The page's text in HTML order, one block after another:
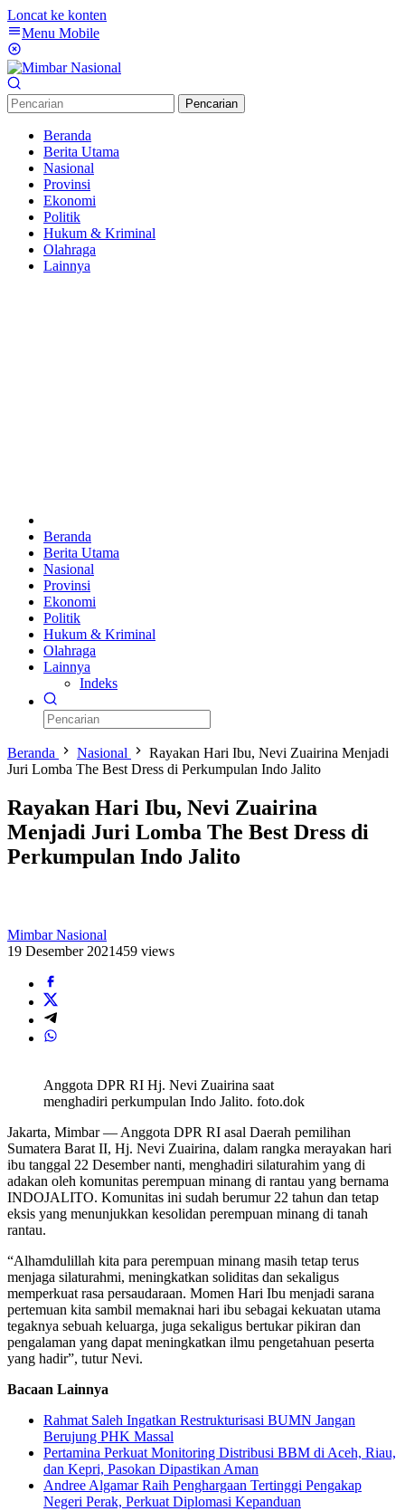
Loncat ke konten
Menu Mobile
Pencarian
Beranda
Berita Utama
Nasional
Provinsi
Ekonomi
Politik
Hukum & Kriminal
Olahraga
Lainnya
Beranda
Berita Utama
Nasional
Provinsi
Ekonomi
Politik
Hukum & Kriminal
Olahraga
Lainnya
Indeks
Beranda Nasional
Rayakan Hari Ibu, Nevi Zuairina Menjadi
Juri Lomba The Best Dress di Perkumpulan Indo Jalito
Rayakan Hari Ibu, Nevi Zuairina
Menjadi Juri Lomba The Best Dress di
Perkumpulan Indo Jalito
Mimbar Nasional
19 Desember 2021459 views
Anggota DPR RI Hj. Nevi Zuairina saat
menghadiri perkumpulan Indo Jalito. foto.dok
Jakarta, Mimbar — Anggota DPR RI asal Daerah pemilihan
Sumatera Barat II, Hj. Nevi Zuairina, dalam rangka merayakan hari
ibu tanggal 22 Desember nanti, menghadiri silaturahim yang di
adakan oleh komunitas perempuan minang di rantau yang bernama
INDOJALITO. Komunitas ini sudah berumur 22 tahun dan tetap
eksis yang menunjukkan kesolidan perempuan minang di tanah
rantau.
“Alhamdulillah kita para perempuan minang masih tetap terus
menjaga silaturahmi, meningkatkan soliditas dan sekaligus
memperkuat rasa persaudaraan. Momen Hari Ibu menjadi sarana
pertemuan kita sambil memaknai hari ibu sebagai kekuatan utama
tegaknya sebuah keluarga, juga sekaligus bertukar pikiran dan
pengalaman yang dapat meningkatkan ilmu pengetahuan peserta
yang hadir”, tutur Nevi.
Bacaan Lainnya
Rahmat Saleh Ingatkan Restrukturisasi BUMN Jangan
Berujung PHK Massal
Pertamina Perkuat Monitoring Distribusi BBM di Aceh, Riau,
dan Kepri, Pasokan Dipastikan Aman
Andree Algamar Raih Penghargaan Tertinggi Pengakap
Negeri Perak, Perkuat Diplomasi Kepanduan